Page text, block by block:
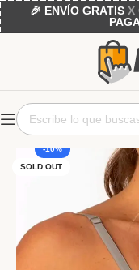
🎉 ENVÍO GRATISX
-10%
SOLD OUT